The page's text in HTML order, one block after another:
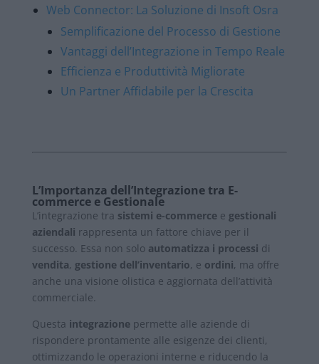
Web Connector: La Soluzione di Insoft Osra
Semplificazione del Processo di Gestione
Vantaggi dell’Integrazione in Tempo Reale
Efficienza e Produttività Migliorate
Un Partner Affidabile per la Crescita
L’Importanza dell’Integrazione tra E-
commerce e Gestionale
L’integrazione tra sistemi e-commercee gestionali
aziendali rappresenta un fattore chiave per il
successo. Essa non solo automatizza i processi di
vendita, gestione dell’inventario, e ordini, ma offre
anche una visione olistica e aggiornata dell’attività
commerciale.
Questa integrazionepermette alle aziende di
rispondere prontamente alle esigenze dei clienti,
ottimizzando le operazioni interne e riducendo la